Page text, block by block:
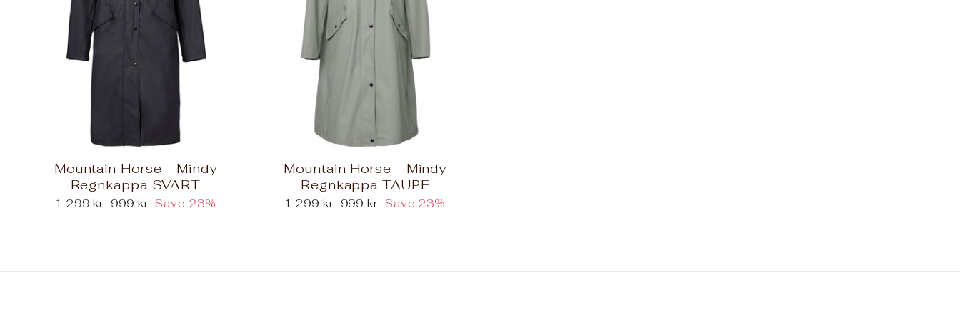
Mountain Horse - Mindy
Regnkappa SVART
Regular
1 299 kr Sale
999 kr Save 23%
Mountain Horse - Mindy
Regnkappa TAUPE
Regular
1 299 kr Sale
999 kr Save 23%